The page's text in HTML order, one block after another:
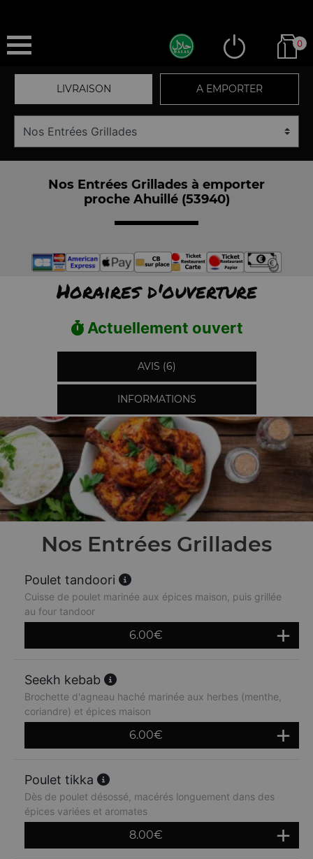
0
LIVRAISON A EMPORTER
Nos Entrées Grillades à emporter
proche Ahuillé (53940)
Horaires d'ouverture
Actuellement ouvert
AVIS (6)
INFORMATIONS
Nos Entrées Grillades
Poulet tandoori
Cuisse de poulet marinée aux épices maison, puis grillée
au four tandoor
6.00€
Seekh kebab
Brochette d'agneau haché marinée aux herbes (menthe,
coriandre) et épices maison
6.00€
Poulet tikka
Dès de poulet désossé, macérés longuement dans des
épices variées et aromates
8.00€